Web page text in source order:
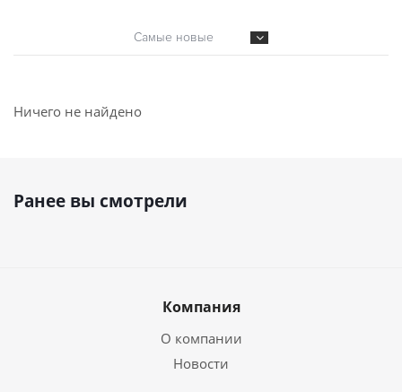
Самые новые
Ничего не найдено
Ранее вы смотрели
Компания
О компании
Новости